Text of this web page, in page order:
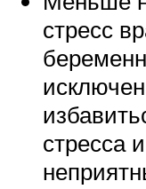
стресс
стресса